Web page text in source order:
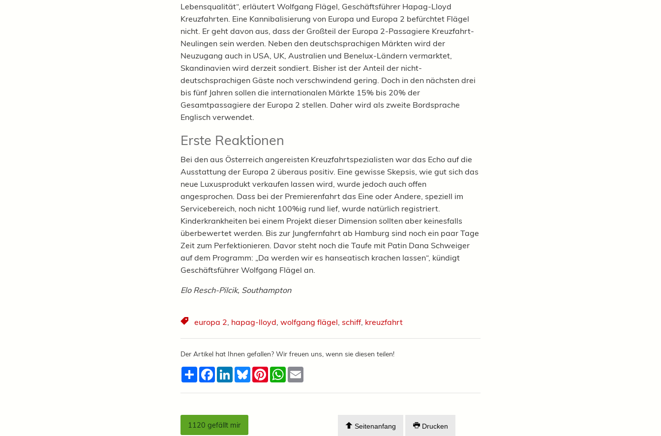
Lebensqualität“, erläutert Wolfgang Flägel, Geschäftsführer Hapag-Lloyd
Kreuzfahrten. Eine Kannibalisierung von Europa und Europa 2 befürchtet Flägel
nicht. Er geht davon aus, dass der Großteil der Europa 2-Passagiere Kreuzfahrt-
Neulingen sein werden. Neben den deutschsprachigen Märkten wird der
Neuzugang auch in USA, UK, Australien und Benelux-Ländern vermarktet,
Skandinavien wird derzeit sondiert. Bisher ist der Anteil der nicht-
deutschsprachigen Gäste noch verschwindend gering. Doch in den nächsten drei
bis fünf Jahren sollen die internationalen Märkte 15% bis 20% der
Gesamtpassagiere der Europa 2 stellen. Daher wird als zweite Bordsprache
Englisch verwendet.
Erste Reaktionen
Bei den aus Österreich angereisten Kreuzfahrtspezialisten war das Echo auf die
Ausstattung der Europa 2 überaus positiv. Eine gewisse Skepsis, wie gut sich das
neue Luxusprodukt verkaufen lassen wird, wurde jedoch auch offen
angesprochen. Dass bei der Premierenfahrt das Eine oder Andere, speziell im
Servicebereich, noch nicht 100%ig rund lief, wurde natürlich registriert.
Kinderkrankheiten bei einem Projekt dieser Dimension sollten aber keinesfalls
überbewertet werden. Bis zur Jungfernfahrt ab Hamburg sind noch ein paar Tage
Zeit zum Perfektionieren. Davor steht noch die Taufe mit Patin Dana Schweiger
auf dem Programm: „Da werden wir es hanseatisch krachen lassen“, kündigt
Geschäftsführer Wolfgang Flägel an.
Elo Resch-Pilcik, Southampton
europa 2, hapag-lloyd, wolfgang flägel, schiff, kreuzfahrt
Der Artikel hat Ihnen gefallen? Wir freuen uns, wenn sie diesen teilen!
TeilenFacebook
LinkedInBlueskyPinterestWhatsApp
1120 gefällt mir Seitenanfang Drucken